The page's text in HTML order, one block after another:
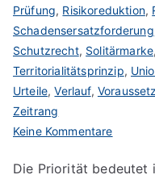
Prüfung, Risikoreduktion,
Schadensersatzforderung
Schutzrecht, Solitärmarke,
Territorialitätsprinzip,
Urteile,Verlauf,
Zeitrang
Keine Kommentarezu
im
Die Priorität bedeutet